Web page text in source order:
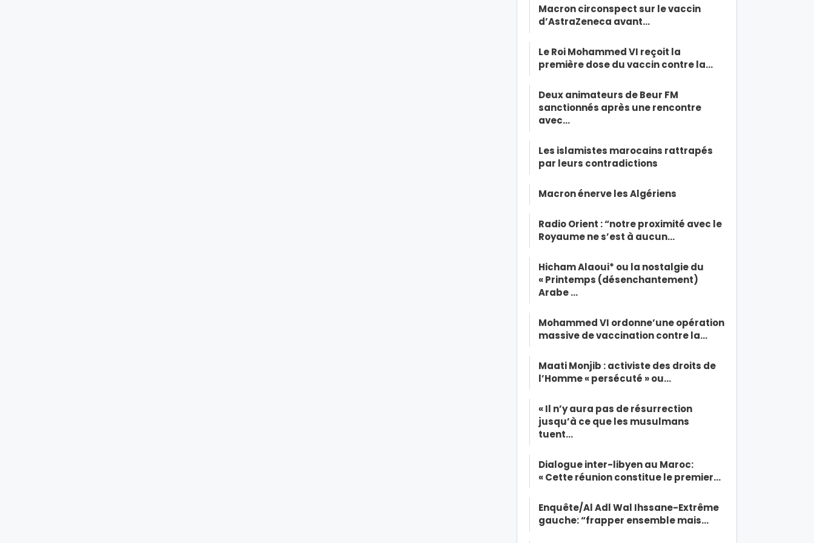
Macron circonspect sur le vaccin
d’AstraZeneca avant…
Le Roi Mohammed VI reçoit la
première dose du vaccin contre la…
Deux animateurs de Beur FM
sanctionnés après une rencontre
avec…
Les islamistes marocains rattrapés
par leurs contradictions
Macron énerve les Algériens
Radio Orient : “notre proximité avec le
Royaume ne s’est à aucun…
Hicham Alaoui* ou la nostalgie du
« Printemps (désenchantement)
Arabe …
Mohammed VI ordonne’une opération
massive de vaccination contre la…
Maati Monjib : activiste des droits de
l’Homme « persécuté » ou…
« Il n’y aura pas de résurrection
jusqu’à ce que les musulmans
tuent…
Dialogue inter-libyen au Maroc:
« Cette réunion constitue le premier…
Enquête/Al Adl Wal Ihssane-Extrême
gauche: “frapper ensemble mais…